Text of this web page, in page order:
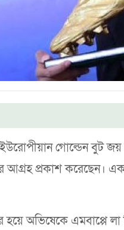
গোল্ডেন বুট জয়
আগ্রহ প্রকাশ
হয়ে অভিষেকে এমবাপ্পে